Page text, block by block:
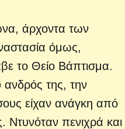
άρχοντα των
όμως,
το Θείο Βάπτισμα.
της, την
είχαν ανάγκη από
Ντυνόταν πενιχρά και